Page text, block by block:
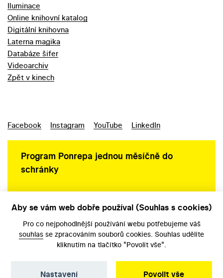
Iluminace
Online knihovní katalog
Digitální knihovna
Laterna magika
Databáze šifer
Videoarchiv
Zpět v kinech
Facebook Instagram YouTube LinkedIn
Program Ponrepa jednou měsíčně do
schránky
Aby se vám web dobře používal (Souhlas s cookies)
Pro co nejpohodlnější používání webu potřebujeme váš
souhlas se zpracováním souborů cookies. Souhlas udělíte
kliknutím na tlačítko "Povolit vše".
Povolit vše
Nastavení